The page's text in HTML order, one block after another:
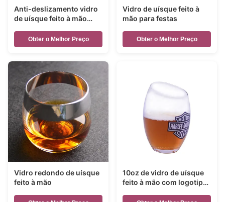
Anti-deslizamento vidro
de uísque feito à mão
Obter o Melhor Preço
Vidro de uísque feito à
mão para festas
Obter o Melhor Preço
Vidro redondo de uísque
feito à mão
10oz de vidro de uísque
feito à mão com logotipo